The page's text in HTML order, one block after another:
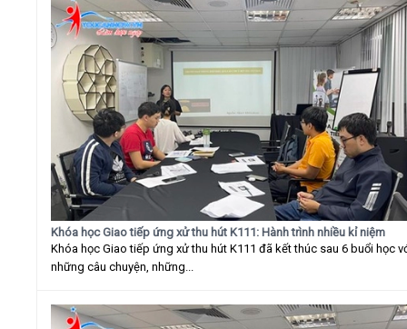
Khóa học Giao tiếp ứng xử thu hút K111: Hành trình nhiều kỉ niệm
Khóa học Giao tiếp ứng xử thu hút K111 đã kết thúc sau 6 buổi học
những câu chuyện, những...